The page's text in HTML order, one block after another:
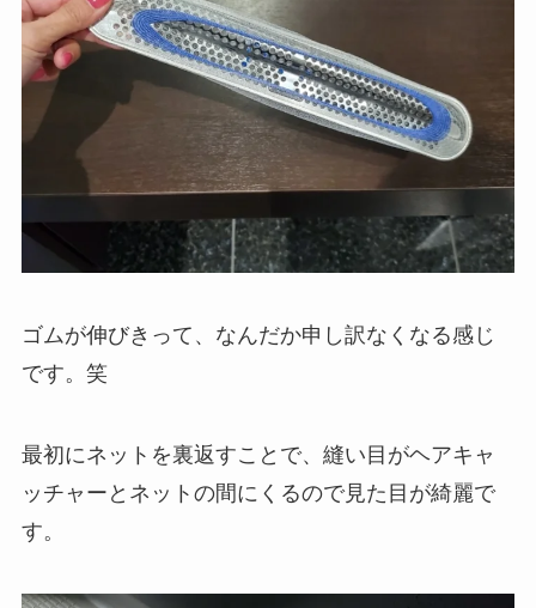
ゴムが伸びきって、なんだか申し訳なくなる感じ
です。笑
最初にネットを裏返すことで、縫い目がヘアキャ
ッチャーとネットの間にくるので見た目が綺麗で
す。